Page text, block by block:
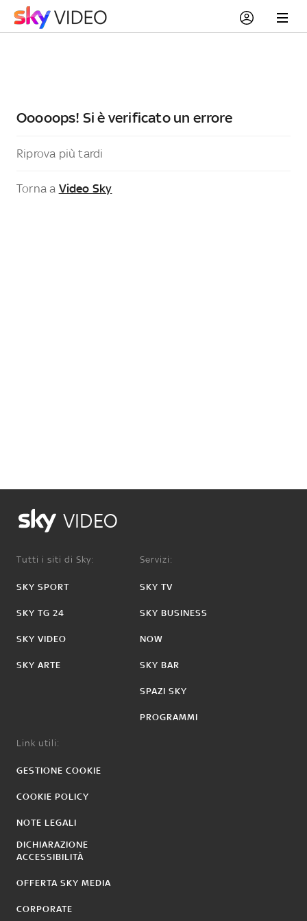
Ooooops! Si è verificato un errore
Riprova più tardi
Torna a Video Sky
VIDEO
Tutti i siti di Sky:
SKY SPORT
SKY TG 24
SKY VIDEO
SKY ARTE
Servizi:
SKY TV
SKY BUSINESS
NOW
SKY BAR
SPAZI SKY
PROGRAMMI
Link utili:
GESTIONE COOKIE
COOKIE POLICY
NOTE LEGALI
DICHIARAZIONE
ACCESSIBILITÀ
OFFERTA SKY MEDIA
CORPORATE